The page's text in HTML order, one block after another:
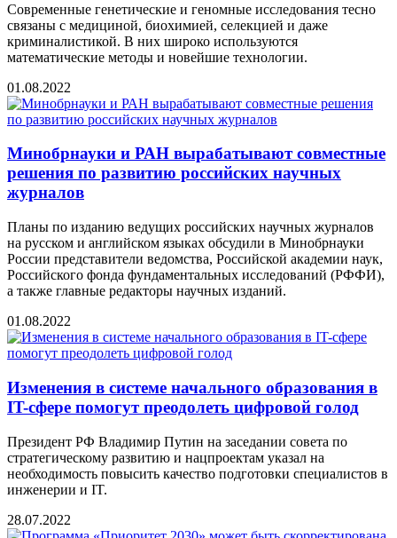
Современные генетические и геномные исследования тесно
связаны с медициной, биохимией, селекцией и даже
криминалистикой. В них широко используются
математические методы и новейшие технологии.
01.08.2022
Минобрнауки и РАН вырабатывают совместные
решения по развитию российских научных
журналов
Планы по изданию ведущих российских научных журналов
на русском и английском языках обсудили в Минобрнауки
России представители ведомства, Российской академии наук,
Российского фонда фундаментальных исследований (РФФИ),
а также главные редакторы научных изданий.
01.08.2022
Изменения в системе начального образования в
IT-сфере помогут преодолеть цифровой голод
Президент РФ Владимир Путин на заседании совета по
стратегическому развитию и нацпроектам указал на
необходимость повысить качество подготовки специалистов в
инженерии и IT.
28.07.2022